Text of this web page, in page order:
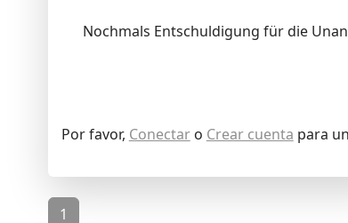
Nochmals Entschuldigung für die
Por favor, Conectaro Crear cuenta para
1